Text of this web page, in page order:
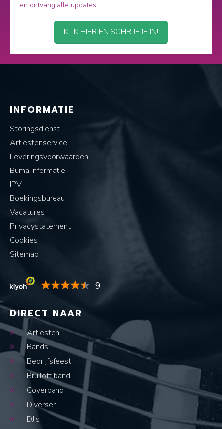
en ontvang alle updates!
KLIK HIER EN SCHRIJF JE IN!
INFORMATIE
Storingsdienst
Artiestenservice
Leveringsvoorwaarden
Buma informatie
IPV
Boekingsbureau
Vacatures
Privacystatement
Cookies
Sitemap
9
DIRECT NAAR
Artiesten
Bands
Bedrijfsfeest
Bruiloft band
Coverband
Diversen
DJ's